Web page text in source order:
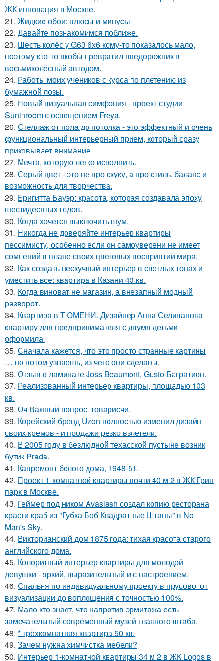
ЖК инновация в Москве.
21. Жидкиe обои: плюсы и минуcы.
22. Давайте познакомимся поближе.
23. Шесть колёс у G63 6x6 кому-то показалось мало,
поэтому кто-то якобы превратил внедорожник в
восьмиколёсный автодом.
24. Работы моих учеников с курса по плетению из
бумажной лозы.
25. Новый визуальная симфония - проект студии
Suninroom с освещением Freya.
26. Стеллаж от пола до потолка - это эффектный и очень
функциональный интерьерный прием, который сразу
приковывает внимание.
27. Мечта, которую легко исполнить.
28. Серый цвет - это не про скуку, а про стиль, баланс и
возможность для творчества.
29. Бригитта Бауэр: красота, которая создавала эпоху
шестидесятых годов.
30. Когда хочется выключить шум.
31. Никогда не доверяйте интерьер квартиры
пессимисту, особенно если он самоуверени не имеет
сомнений в плане своих цветовых восприятий мира.
32. Как создать нескучный интерьер в светлых тонах и
уместить все: квартира в Казани 43 кв.
33. Когда виноват не магазин, а внезапный модный
разворот.
34. Квартира в ТЮМЕНИ. Дизайнер Анна Селиванова
квартиру для предпринимателя с двумя детьми
оформила.
35. Сначала кажется, что это просто странные картины
… но потом узнаешь, из чего они сделаны.
36. Отзыв о ламинате Joss Beaumont, Gusto Багратион.
37. Реализованный интерьер квартиры, площадью 103
кв.
38. Оч Важный вопрос, товарисчи.
39. Корейский бренд Uzon полностью изменил дизайн
своих кремов - и продажи резко взлетели.
40. В 2005 году в безлюдной техасской пустыне возник
бутик Prada.
41. Капремонт белого дома, 1948-51.
42. Проект 1-комнатной квартиры почти 40 м 2 в ЖК Грин
парк в Москве.
43. Геймер под ником Avaslash создал копию ресторана
красти краб из "Губка Боб Квадратные Штаны" в No
Man's Sky.
44. Викторианский дом 1875 года: тихая красота старого
английского дома.
45. Колоритный интерьер квартиры для молодой
девушки - яркий, выразительный и с настроением.
46. Спальня по индивидуальному проекту в прусово: от
визуализации до воплощения с точностью 100%.
47. Мало кто знает, что напротив эрмитажа есть
замечательный современный музей главного штаба.
48. * трёхкомнатная квартира 50 кв.
49. Зачем нужна химчистка мебели?
50. Интерьер 1-комнатной квартиры 34 м 2 в ЖК Logos в